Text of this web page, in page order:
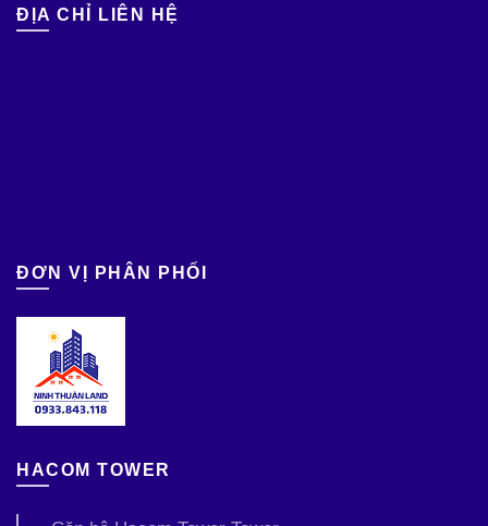
ĐỊA CHỈ LIÊN HỆ
ĐƠN VỊ PHÂN PHỐI
HACOM TOWER